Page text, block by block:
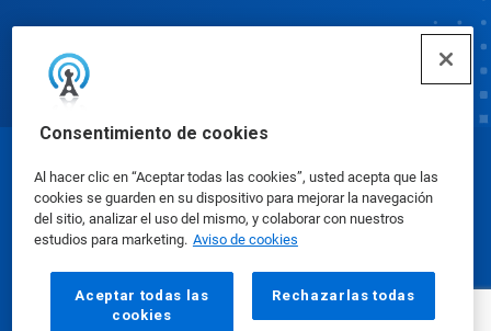
Consentimiento de cookies
Al hacer clic en “Aceptar todas las cookies”, usted acepta que las
cookies se guarden en su dispositivo para mejorar la navegación
del sitio, analizar el uso del mismo, y colaborar con nuestros
estudios para marketing. Aviso de cookies
Aceptar todas las
cookies
Rechazarlas todas
© Ecolab Inc. 2025
Hojas de datos de seguridad|Política de privacidad
Condiciones de uso